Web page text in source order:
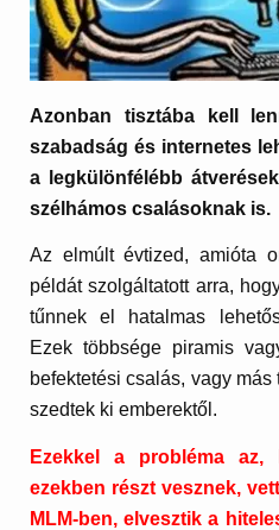
Azonban tisztába kell
szabadság és internetes
a legkülönfélébb
szélhámos csalásoknak is.
Az elmúlt évtized, amióta
példát szolgáltatott arra,
tűnnek el hatalmas
Ezek többsége piramis
befektetési csalás, vagy
szedtek ki emberektől.
Ezekkel a probléma
ezekben részt vesznek,
MLM-ben, elvesztik a